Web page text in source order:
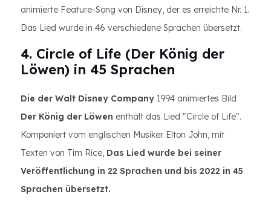
animierte Feature-Song von Disney, der es erreichte Nr. 1.
Das Lied wurde in 46 verschiedene Sprachen übersetzt.
4. Circle of Life (Der König der
Löwen) in 45 Sprachen
Die der Walt Disney Company 1994 animiertes Bild
Der König der Löwen enthält das Lied "Circle of Life".
Komponiert vom englischen Musiker Elton John, mit
Texten von Tim Rice, Das Lied wurde bei seiner
Veröffentlichung in 22 Sprachen und bis 2022 in 45
Sprachen übersetzt.